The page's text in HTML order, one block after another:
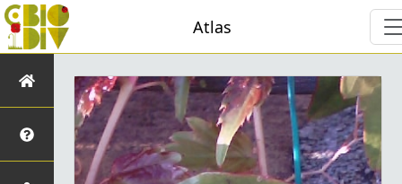
Atlas